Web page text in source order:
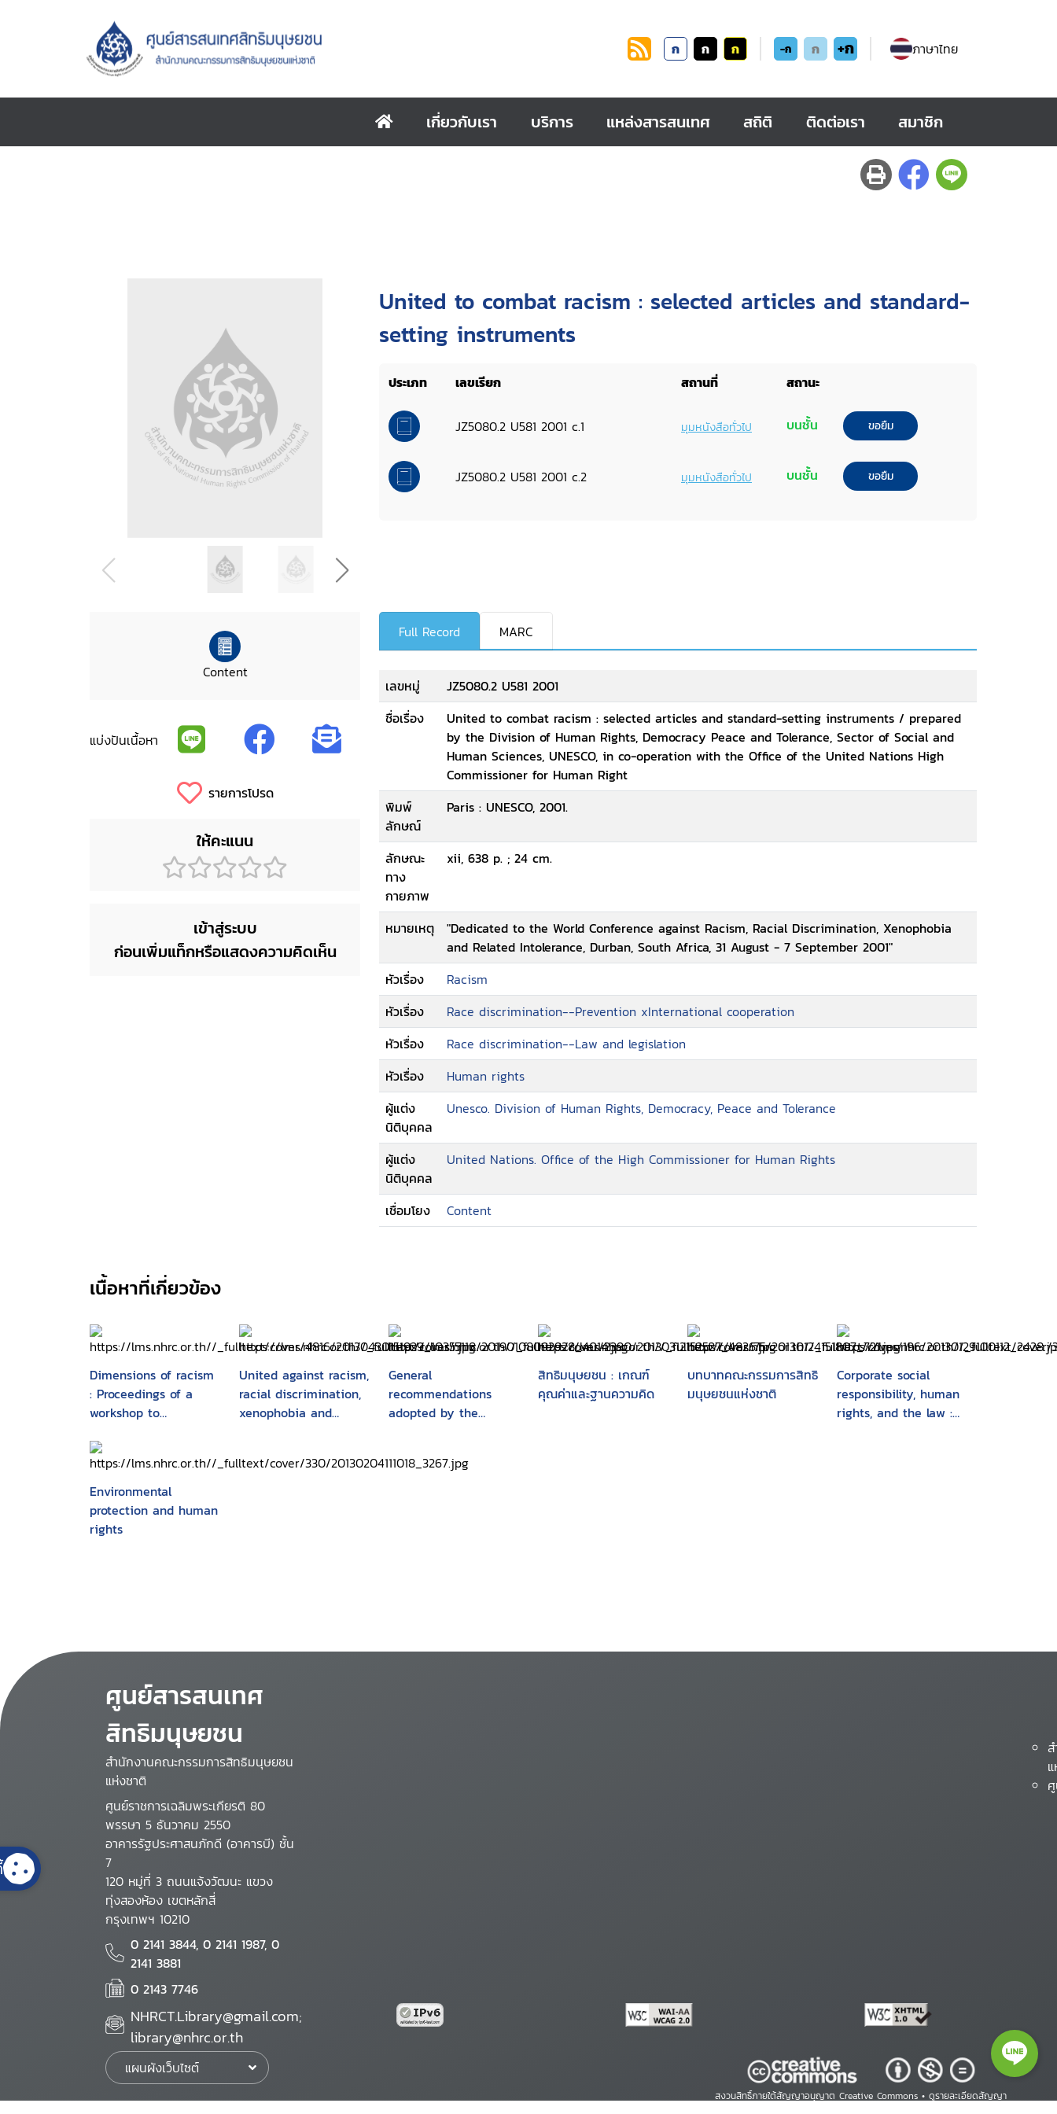
ก ก ก -ก ก +ก ภาษาไทย
เกี่ยวกับเรา บริการ แหล่งสารสนเทศ สถิติ ติดต่อเรา สมาชิก
United to combat racism : selected articles and standard-
setting instruments
ประเภท เลขเรียก สถานที่ สถานะ
JZ5080.2 U581 2001 c.1 มุมหนังสือทั่วไป บนชั้น ขอยืม
JZ5080.2 U581 2001 c.2 มุมหนังสือทั่วไป บนชั้น ขอยืม
Content
แบ่งปันเนื้อหา
รายการโปรด
ให้คะแนน
เข้าสู่ระบบ
ก่อนเพิ่มแท็กหรือแสดงความคิดเห็น
Full Record MARC
เลขหมู่
JZ5080.2 U581 2001
ชื่อเรื่อง
United to combat racism : selected articles and standard-setting instruments / prepared
by the Division of Human Rights, Democracy Peace and Tolerance, Sector of Social and
Human Sciences, UNESCO, in co-operation with the Office of the United Nations High
Commissioner for Human Right
พิมพ์
ลักษณ์
Paris : UNESCO, 2001.
ลักษณะ
ทาง
กายภาพ
xii, 638 p. ; 24 cm.
หมายเหตุ
"Dedicated to the World Conference against Racism, Racial Discrimination, Xenophobia
and Related Intolerance, Durban, South Africa, 31 August - 7 September 2001"
หัวเรื่อง
Racism
หัวเรื่อง
Race discrimination--Prevention xInternational cooperation
หัวเรื่อง
Race discrimination--Law and legislation
หัวเรื่อง
Human rights
ผู้แต่ง
นิติบุคคล
Unesco. Division of Human Rights, Democracy, Peace and Tolerance
ผู้แต่ง
นิติบุคคล
United Nations. Office of the High Commissioner for Human Rights
เชื่อมโยง Content
เนื้อหาที่เกี่ยวข้อง
Dimensions of racism
: Proceedings of a
workshop to
end of the United
Nations third decade
to combat racism and
racial discrimination,
Paris, 19-20 February
United against racism,
racial discrimination,
xenophobia and
General
recommendations
adopted by the
discrimination
สิทธิมนุษยชน : เกณฑ์
คุณค่าและฐานความคิด
บทบาทคณะกรรมการสิทธิ
มนุษยชนแห่งชาติ
Corporate social
responsibility, human
rights, and the law :
Environmental
protection and human
rights
ศูนย์สารสนเทศ
สิทธิมนุษยชน
สำนักงานคณะกรรมการสิทธิมนุษยชน
แห่งชาติ
ศูนย์ราชการเฉลิมพระเกียรติ 80
พรรษา 5 ธันวาคม 2550
อาคารรัฐประศาสนภักดี (อาคารบี) ชั้น
7
120 หมู่ที่ 3 ถนนแจ้งวัฒนะ แขวง
ทุ่งสองห้อง เขตหลักสี่
กรุงเทพฯ 10210
0 2141 3844, 0 2141 1987, 0
2141 3881
0 2143 7746
NHRCT.Library@gmail.com;
library@nhrc.or.th
แผนผังเว็บไซต์
สงวนสิทธิ์ภายใต้สัญญาอนุญาต Creative Commons •ดูรายละเอียดสัญญา